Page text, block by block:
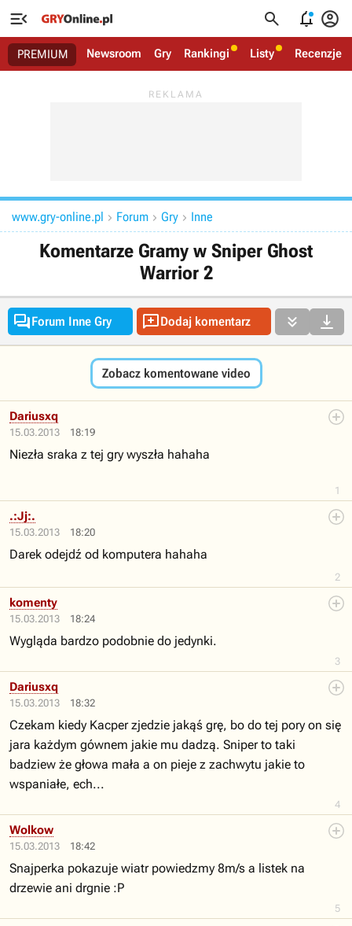
   
PREMIUM Newsroom Gry Rankingi Listy Recenzje
www.gry-online.pl  Forum  Gry  Inne
Komentarze Gramy w Sniper Ghost
Warrior 2
Forum Inne Gry Dodaj komentarz  
Zobacz komentowane video
15.03.2013 18:19
1
Dariusxq
Niezła sraka z tej gry wyszła hahaha
15.03.2013 18:20
2
.:Jj:.
Darek odejdź od komputera hahaha
15.03.2013 18:24
3
komenty
Wygląda bardzo podobnie do jedynki.
15.03.2013 18:32
4
Dariusxq
Czekam kiedy Kacper zjedzie jakąś grę, bo do tej pory on się
jara każdym gównem jakie mu dadzą. Sniper to taki
badziew że głowa mała a on pieje z zachwytu jakie to
wspaniałe, ech...
15.03.2013 18:42
5
Wolkow
Snajperka pokazuje wiatr powiedzmy 8m/s a listek na
drzewie ani drgnie :P